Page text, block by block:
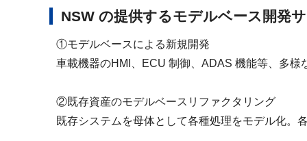
NSW の提供するモデルベース開発
①モデルベースによる新規開発
車載機器のHMI、ECU 制御、ADAS 機能等、多
②既存資産のモデルベースリファクタリング
既存システムを母体として各種処理をモデル化。